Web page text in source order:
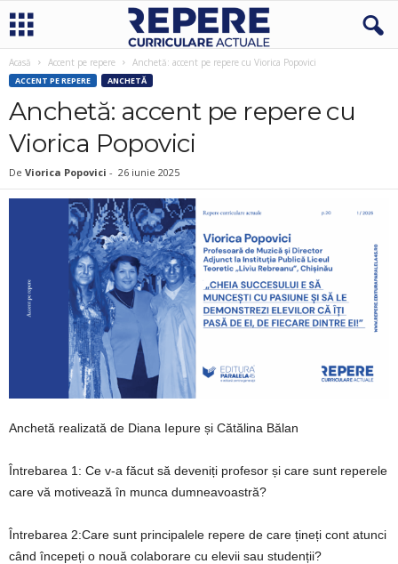
Acasă Accent pe repere Anchetă: accent pe repere cu Viorica Popovici
ACCENT PE REPERE ANCHETĂ
Anchetă: accent pe repere cu
Viorica Popovici
De Viorica Popovici - 26 iunie 2025
Anchetă realizată de Diana Iepure și Cătălina Bălan
Întrebarea 1: Ce v-a făcut să deveniți profesor și care sunt reperele
care vă motivează în munca dumneavoastră?
Întrebarea 2:Care sunt principalele repere de care țineți cont atunci
când începeți o nouă colaborare cu elevii sau studenții?